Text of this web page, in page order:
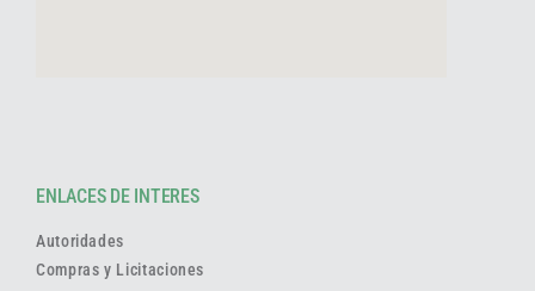
ENLACES DE INTERES
Autoridades
Compras y Licitaciones